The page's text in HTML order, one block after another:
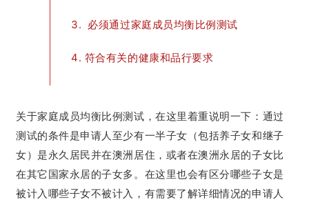
必须通过家庭成员均衡比例测试
符合有关的健康和品行要求
关于家庭成员均衡比例测试，在这里着重说明一下：通过
测试的条件是申请人至少有一半子女（包括养子女和继子
女）是永久居民并在澳洲居住，或者在澳洲永居的子女比
在其它国家永居的子女多。在这里也会有区分哪些子女是
被计入哪些子女不被计入，有需要了解详细情况的申请人